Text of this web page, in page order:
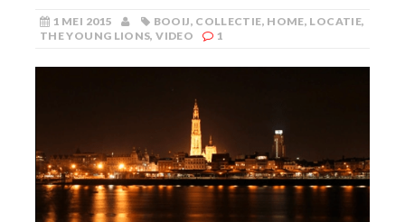
1 MEI 2015 BOOIJ, COLLECTIE, HOME, LOCATIE,
THE YOUNG LIONS,VIDEO 1